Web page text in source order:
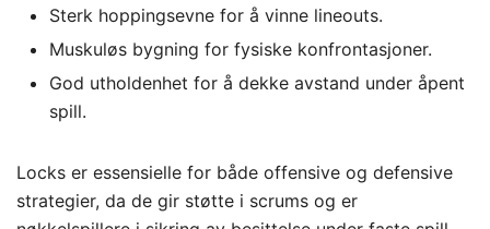
Sterk hoppingsevne for å vinne lineouts.
Muskuløs bygning for fysiske konfrontasjoner.
God utholdenhet for å dekke avstand under åpent
spill.
Locks er essensielle for både offensive og defensive
strategier, da de gir støtte i scrums og er